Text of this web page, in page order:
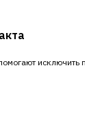
исключить